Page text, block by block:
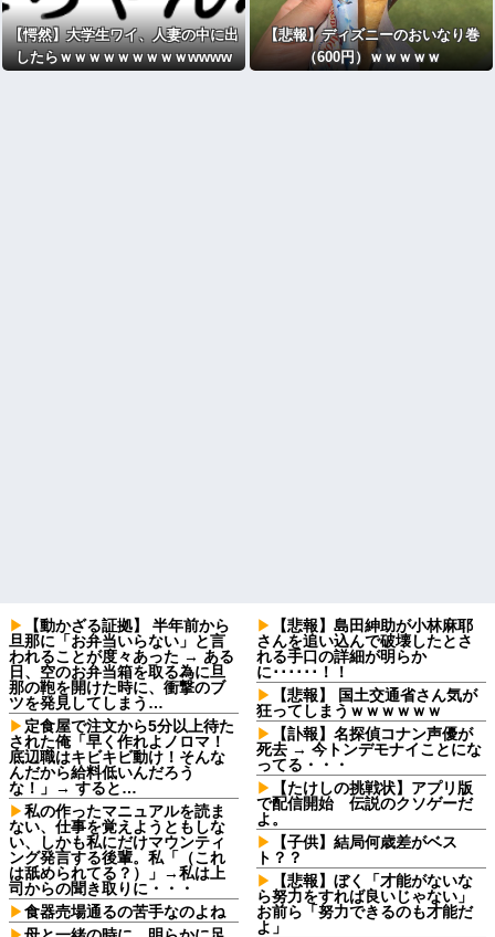
【愕然】大学生ワイ、人妻の中に出
したらｗｗｗｗｗｗｗｗｗwwww
【悲報】ディズニーのおいなり巻
（600円）ｗｗｗｗｗ
【動かざる証拠】 半年前から
旦那に「お弁当いらない」と言
われることが度々あった → ある
日、空のお弁当箱を取る為に旦
那の鞄を開けた時に、衝撃のブ
ツを発見してしまう…
定食屋で注文から5分以上待た
された俺「早く作れよノロマ！
底辺職はキビキビ動け！そんな
んだから給料低いんだろう
な！」→ すると…
私の作ったマニュアルを読ま
ない、仕事を覚えようともしな
い、しかも私にだけマウンティ
ング発言する後輩。私「（これ
は舐められてる？）」→私は上
司からの聞き取りに・・・
食器売場通るの苦手なのよね
【悲報】島田紳助が小林麻耶
さんを追い込んで破壊したとさ
れる手口の詳細が明らか
に･･････！！
【悲報】 国土交通省さん気が
狂ってしまうｗｗｗｗｗｗ
【訃報】名探偵コナン声優が
死去 → 今トンデモナイことにな
ってる・・・
【たけしの挑戦状】アプリ版
で配信開始 伝説のクソゲーだ
よ。
【子供】結局何歳差がベス
ト？？
【悲報】ぼく「才能がないな
ら努力をすれば良いじゃない」
お前ら「努力できるのも才能だ
よ」